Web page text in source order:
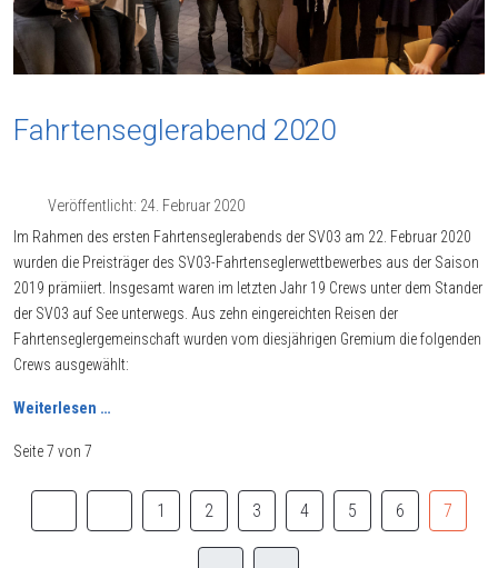
Fahrtenseglerabend 2020
Veröffentlicht: 24. Februar 2020
Im Rahmen des ersten Fahrtenseglerabends der SV03 am 22. Februar 2020
wurden die Preisträger des SV03-Fahrtenseglerwettbewerbes aus der Saison
2019 prämiiert. Insgesamt waren im letzten Jahr 19 Crews unter dem Stander
der SV03 auf See unterwegs. Aus zehn eingereichten Reisen der
Fahrtenseglergemeinschaft wurden vom diesjährigen Gremium die folgenden
Crews ausgewählt:
Weiterlesen …
Seite 7 von 7
1 2 3 4 5 6 7